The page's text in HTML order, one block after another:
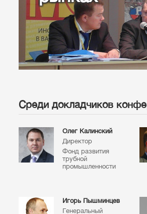
Среди докладчиков
Олег Калинский
Директор
Фонд развития
трубной
промышленности
Игорь Пышминцев
Генеральный